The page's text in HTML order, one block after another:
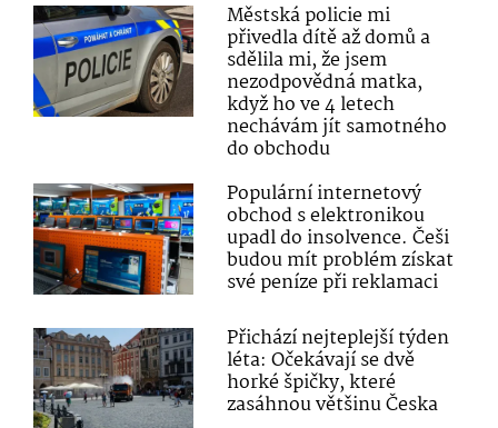
Městská policie mi
přivedla dítě až domů a
sdělila mi, že jsem
nezodpovědná matka,
když ho ve 4 letech
nechávám jít samotného
do obchodu
Populární internetový
obchod s elektronikou
upadl do insolvence. Češi
budou mít problém získat
své peníze při reklamaci
Přichází nejteplejší týden
léta: Očekávají se dvě
horké špičky, které
zasáhnou většinu Česka